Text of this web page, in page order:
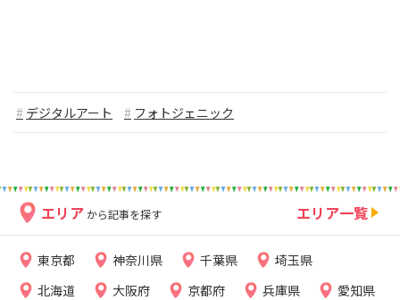
デジタルアート フォトジェニック
エリア から記事を探す エリア一覧
東京都 神奈川県 千葉県
埼玉県
北海道
大阪府 京都府 兵庫県
愛知県